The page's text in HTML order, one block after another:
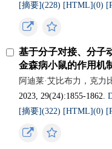
[摘要](228) [HTML](0)
基于分子对接、分子
金森病小鼠的作用机
阿迪莱·艾比布力，克力
2023, 29(24):1855-1862.
[摘要](322) [HTML](0)